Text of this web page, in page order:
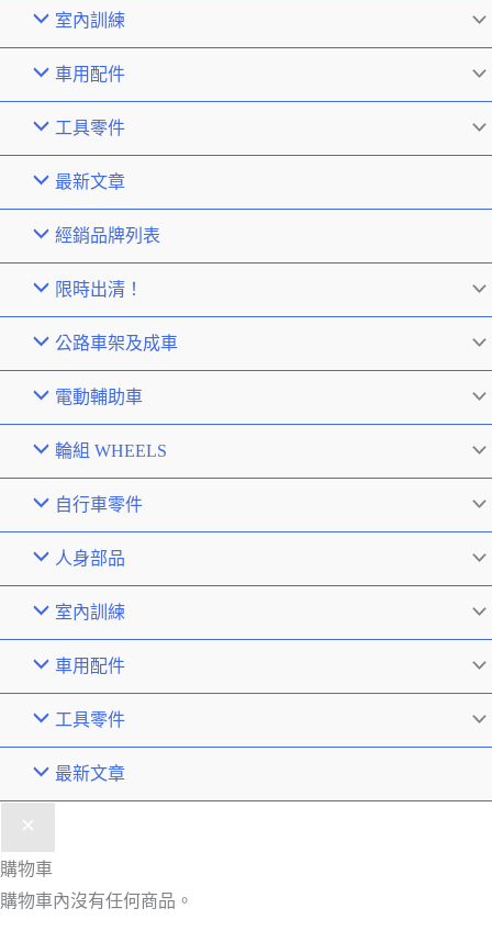
室內訓練
車用配件
工具零件
最新文章
經銷品牌列表
限時出清！
公路車架及成車
電動輔助車
輪組 WHEELS
自行車零件
人身部品
室內訓練
車用配件
工具零件
最新文章
購物車
購物車內沒有任何商品。